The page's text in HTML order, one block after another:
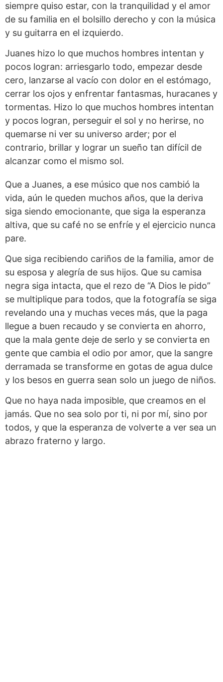
siempre quiso estar, con la tranquilidad y el amor
de su familia en el bolsillo derecho y con la música
y su guitarra en el izquierdo.
Juanes hizo lo que muchos hombres intentan y
pocos logran: arriesgarlo todo, empezar desde
cero, lanzarse al vacío con dolor en el estómago,
cerrar los ojos y enfrentar fantasmas, huracanes y
tormentas. Hizo lo que muchos hombres intentan
y pocos logran, perseguir el sol y no herirse, no
quemarse ni ver su universo arder; por el
contrario, brillar y lograr un sueño tan difícil de
alcanzar como el mismo sol.
Que a Juanes, a ese músico que nos cambió la
vida, aún le queden muchos años, que la deriva
siga siendo emocionante, que siga la esperanza
altiva, que su café no se enfríe y el ejercicio nunca
pare.
Que siga recibiendo cariños de la familia, amor de
su esposa y alegría de sus hijos. Que su camisa
negra siga intacta, que el rezo de “A Dios le pido”
se multiplique para todos, que la fotografía se siga
revelando una y muchas veces más, que la paga
llegue a buen recaudo y se convierta en ahorro,
que la mala gente deje de serlo y se convierta en
gente que cambia el odio por amor, que la sangre
derramada se transforme en gotas de agua dulce
y los besos en guerra sean solo un juego de niños.
Que no haya nada imposible, que creamos en el
jamás. Que no sea solo por ti, ni por mí, sino por
todos, y que la esperanza de volverte a ver sea un
abrazo fraterno y largo.